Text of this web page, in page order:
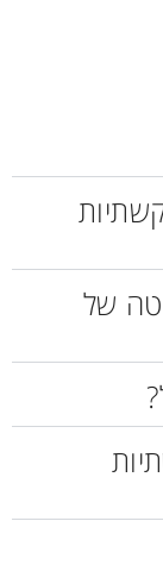
של